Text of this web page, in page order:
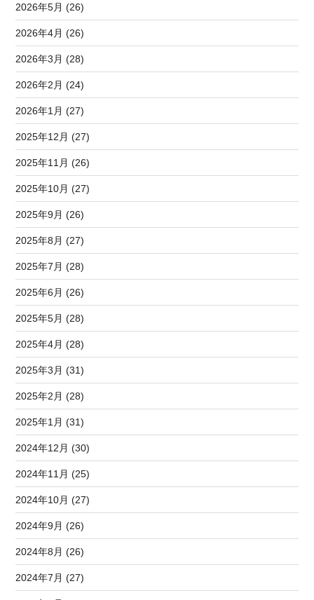
2026年5月 (26)
2026年4月 (26)
2026年3月 (28)
2026年2月 (24)
2026年1月 (27)
2025年12月 (27)
2025年11月 (26)
2025年10月 (27)
2025年9月 (26)
2025年8月 (27)
2025年7月 (28)
2025年6月 (26)
2025年5月 (28)
2025年4月 (28)
2025年3月 (31)
2025年2月 (28)
2025年1月 (31)
2024年12月 (30)
2024年11月 (25)
2024年10月 (27)
2024年9月 (26)
2024年8月 (26)
2024年7月 (27)